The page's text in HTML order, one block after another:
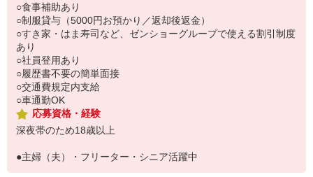
○食事補助あり
○制服貸与（5000円お預かり／返却後返金）
○すき家・はま寿司など、ゼンショーグループで使える割引制度
あり
○社員登用あり
○履歴書不要の簡単面接
○交通費規定内支給
○車通勤OK
応募資格・経験
深夜帯のため18歳以上
●主婦（夫）・フリーター・シニア活躍中